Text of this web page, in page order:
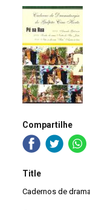
Compartilhe
Title
Cadernos de